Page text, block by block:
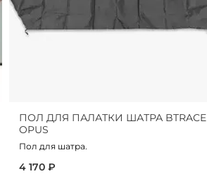
ПОЛ ДЛЯ ПАЛАТКИ ШАТРА BTRACE
OPUS
Пол для шатра.
4 170 ₽